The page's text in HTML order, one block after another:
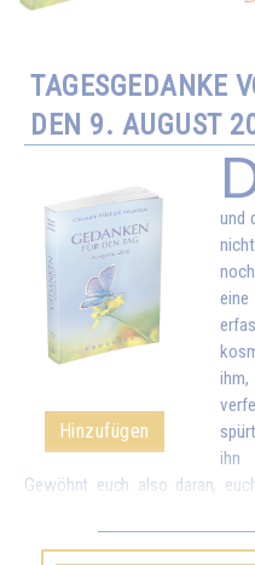
TAGESGEDANKE
DEN 9. AUGUST
Hinzufügen
und
ihn
Gewöhnt euch also daran,
einzuführen. Es wird nach und